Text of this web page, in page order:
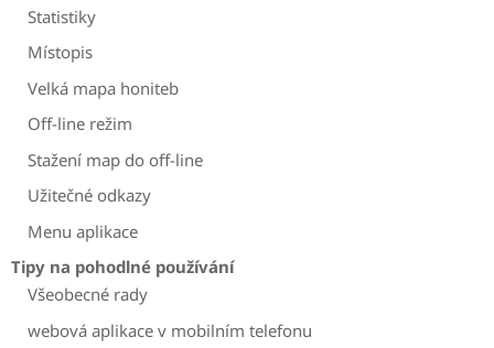
Statistiky
Místopis
Velká mapa honiteb
Off-line režim
Stažení map do off-line
Užitečné odkazy
Menu aplikace
Tipy na pohodlné používání
Všeobecné rady
webová aplikace v mobilním telefonu